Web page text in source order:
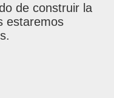
de construir la
estaremos